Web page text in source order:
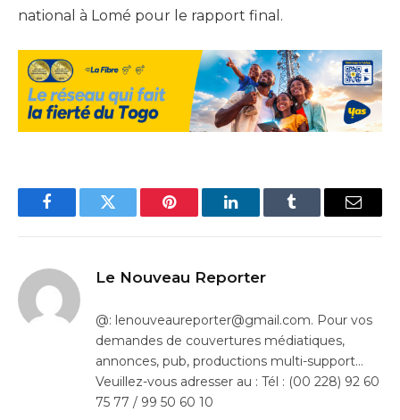
national à Lomé pour le rapport final.
FacebookTwitter Pinterest LinkedInTumblr Email
Le Nouveau Reporter
@: lenouveaureporter@gmail.com. Pour vos
demandes de couvertures médiatiques,
annonces, pub, productions multi-support…
Veuillez-vous adresser au : Tél : (00 228) 92 60
75 77 / 99 50 60 10